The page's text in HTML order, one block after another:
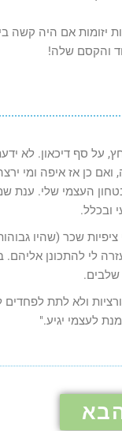
יזומות אם היה
והקסם שלה!
על סף דיכאון. לא
כן אז איפה ומי
העצמי שלי. ענת
ובכלל.
שכר (שהיו
לי להתכונן אליהם.
שלבים.
ולא לתת לפחדים
לעצמי יגיע."